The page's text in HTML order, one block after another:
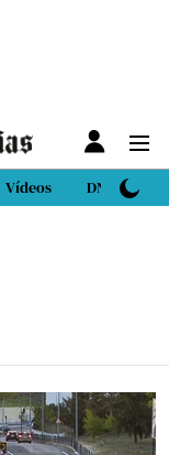
Vídeos DN Sport